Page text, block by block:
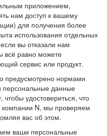
приложением,
нам доступ к вашему
для получения более
использования отдельных
вы отказали нам
всё равно можете
сервис или продукт.
предусмотрено нормами
данные
удостовериться, что
компании N, мы проверяем
вас об этом.
ваши персональные